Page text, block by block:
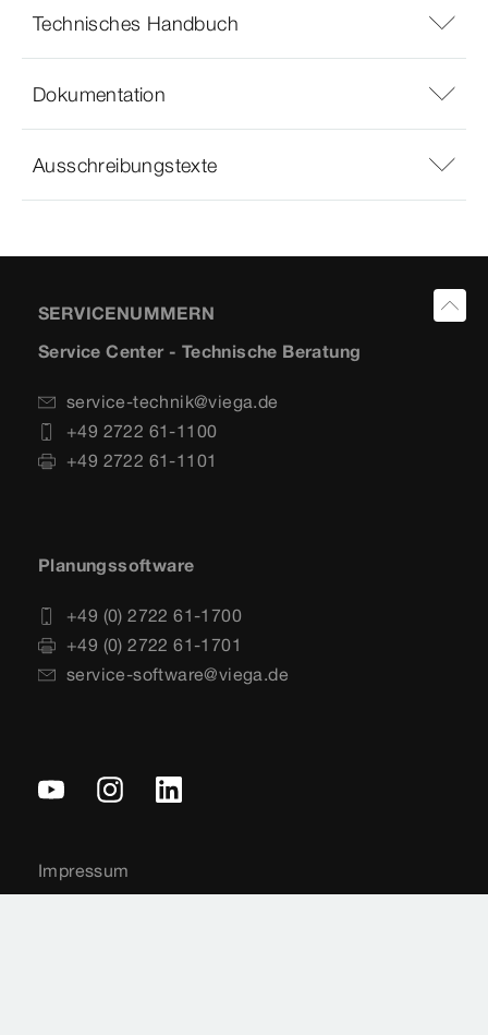
Technisches Handbuch
Dokumentation
Ausschreibungstexte
SERVICENUMMERN
Service Center - Technische Beratung
service-technik@viega.de
+49 2722 61-1100
+49 2722 61-1101
Planungssoftware
+49 (0) 2722 61-1700
+49 (0) 2722 61-1701
service-software@viega.de
Impressum